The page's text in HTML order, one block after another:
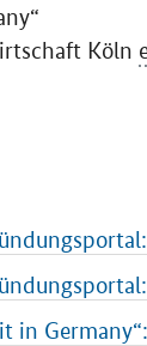
Köln
in